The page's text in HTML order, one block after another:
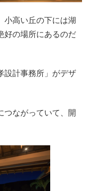
小高い丘の下には湖
好の場所にあるのだ
設計事務所」がデザ
つながっていて、開